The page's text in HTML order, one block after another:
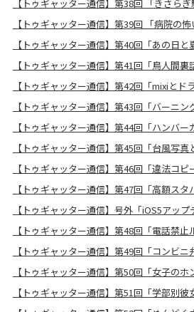
【トゥギャッター通信】第38回 「きさらぎ
【トゥギャッター通信】第39回 「病院の怖
【トゥギャッター通信】第40回「あの日と
【トゥギャッター通信】第41回「鳥人間裏
【トゥギャッター通信】第42回「mixiとド
【トゥギャッター通信】第43回「バーニン
【トゥギャッター通信】第44回「ハンバー
【トゥギャッター通信】第45回「台風写真
【トゥギャッター通信】第46回「違法コピ
【トゥギャッター通信】第47回「高額スタ
【トゥギャッター通信】号外「iOS5アップ
【トゥギャッター通信】第48回「電話禁止
【トゥギャッター通信】第49回「コンビニ
【トゥギャッター通信】第50回「女子のホ
【トゥギャッター通信】第51回「学部別彼